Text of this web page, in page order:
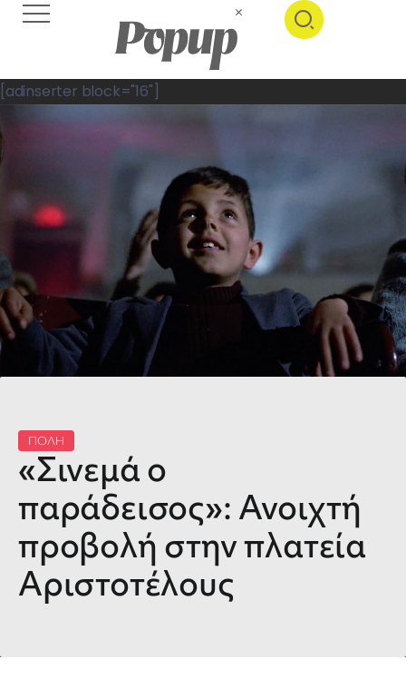
[adinserter block="16"]
ΠΟΛΗ
«Σινεμά ο
παράδεισος»: Ανοιχτή
προβολή στην πλατεία
Αριστοτέλους